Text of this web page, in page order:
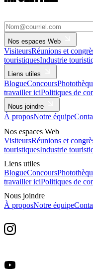
Nos espaces Web
VisiteursRéunions et
touristiquesIndustrie
Liens utiles
BlogueConcours
travailler iciPolitiques de
Nous joindre
À proposNotre équipe
Nos espaces Web
VisiteursRéunions et
touristiquesIndustrie
Liens utiles
BlogueConcours
travailler iciPolitiques de
Nous joindre
À proposNotre équipe